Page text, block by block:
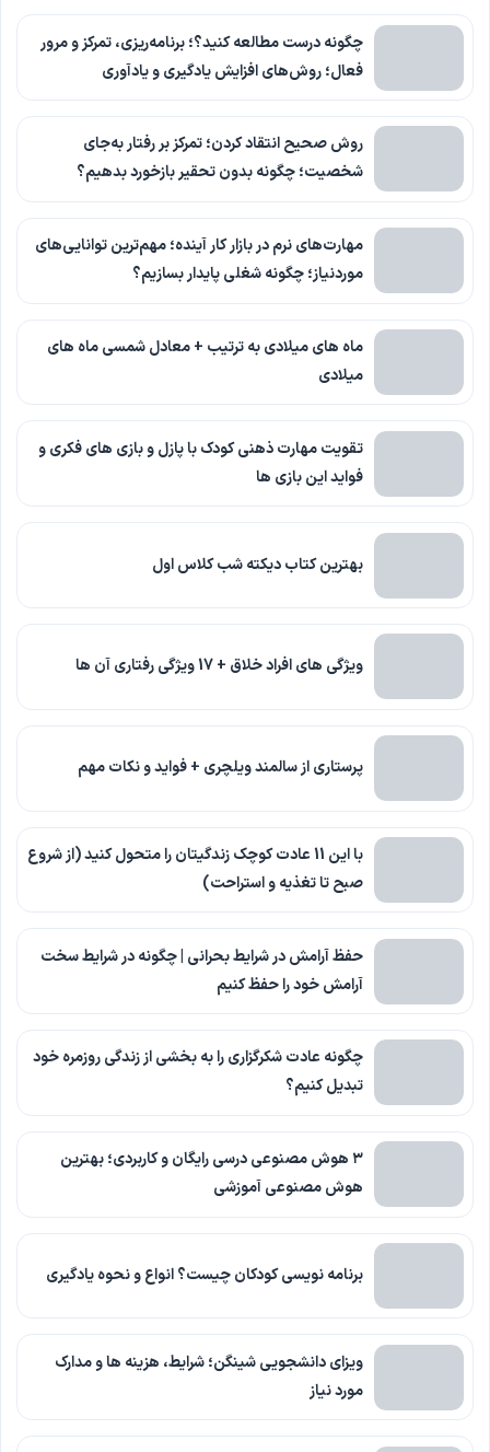
چگونه درست مطالعه کنید؟؛ برنامه‌ریزی، تمرکز و مرور
فعال؛ روش‌های افزایش یادگیری و یادآوری
روش صحیح انتقاد کردن؛ تمرکز بر رفتار به‌جای
شخصیت؛ چگونه بدون تحقیر بازخورد بدهیم؟
مهارت‌های نرم در بازار کار آینده؛ مهم‌ترین توانایی‌های
موردنیاز؛ چگونه شغلی پایدار بسازیم؟
ماه های میلادی به ترتیب + معادل شمسی ماه های
میلادی
تقویت مهارت ذهنی کودک با پازل و بازی های فکری و
فواید این بازی ها
بهترین کتاب دیکته شب کلاس اول
ویژگی های افراد خلاق + 17 ویژگی رفتاری آن ها
پرستاری از سالمند ویلچری + فواید و نکات مهم
با این 11 عادت کوچک زندگیتان را متحول کنید (از شروع
صبح تا تغذیه و استراحت)
حفظ آرامش در شرایط بحرانی | چگونه در شرایط سخت
آرامش خود را حفظ کنیم
چگونه عادت شکرگزاری را به بخشی از زندگی روزمره خود
تبدیل کنیم؟
۳ هوش مصنوعی درسی رایگان و کاربردی؛ بهترین
هوش مصنوعی آموزشی
برنامه نویسی کودکان چیست؟ انواع و نحوه یادگیری
ویزای دانشجویی شینگن؛ شرایط، هزینه ها و مدارک
مورد نیاز